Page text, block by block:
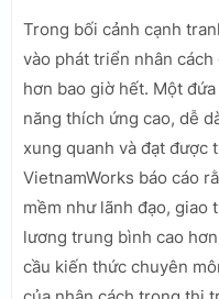
Trong bối cảnh cạnh
vào phát triển nhân
hơn bao giờ hết. Một
năng thích ứng cao, dễ
xung quanh và đạt được
VietnamWorks báo cáo
mềm như lãnh đạo, giao
lương trung bình cao hơn
cầu kiến thức chuyên